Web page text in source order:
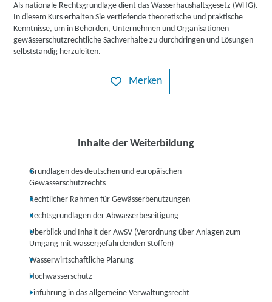
Als nationale Rechtsgrundlage dient das Wasserhaushaltsgesetz (WHG).
In diesem Kurs erhalten Sie vertiefende theoretische und praktische
Kenntnisse, um in Behörden, Unternehmen und Organisationen
gewässerschutzrechtliche Sachverhalte zu durchdringen und Lösungen
selbstständig herzuleiten.
Merken
Inhalte der Weiterbildung
Grundlagen des deutschen und europäischen
Gewässerschutzrechts
Rechtlicher Rahmen für Gewässerbenutzungen
Rechtsgrundlagen der Abwasserbeseitigung
Überblick und Inhalt der AwSV (Verordnung über Anlagen zum
Umgang mit wassergefährdenden Stoffen)
Wasserwirtschaftliche Planung
Hochwasserschutz
Einführung in das allgemeine Verwaltungsrecht